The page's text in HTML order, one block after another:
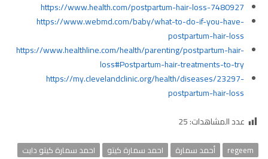
https://www.health.com/postpartum-hair-loss-7480927
https://www.webmd.com/baby/what-to-do-if-you-have-
postpartum-hair-loss
https://www.healthline.com/health/parenting/postpartum-hair-
loss#Postpartum-hair-treatments-to-try
https://my.clevelandclinic.org/health/diseases/23297-
postpartum-hair-loss
عدد المشاهدات:25
regeem أحمد سمارة احمد سمارة كيتو
احمد سمارة كيتو دايت